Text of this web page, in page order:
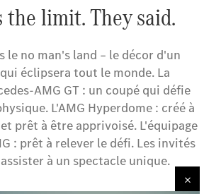
the limit. They said.
le no man's land – le décor d'un
éclipsera tout le monde. La
AMG GT : un coupé qui défie
L'AMG Hyperdome : créé à
prêt à être apprivoisé. L'équipage
: prêt à relever le défi. Les invités
à un spectacle unique.